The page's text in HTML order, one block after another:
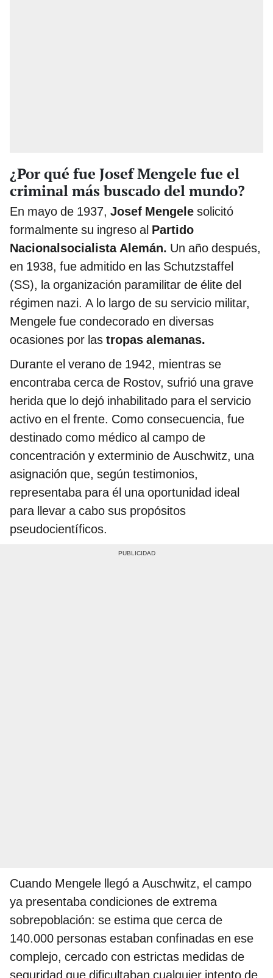
¿Por qué fue Josef Mengele fue el
criminal más buscado del mundo?
En mayo de 1937, Josef Mengele solicitó
formalmente su ingreso al Partido
Nacionalsocialista Alemán. Un año después,
en 1938, fue admitido en las Schutzstaffel
(SS), la organización paramilitar de élite del
régimen nazi. A lo largo de su servicio militar,
Mengele fue condecorado en diversas
ocasiones por las tropas alemanas.
Durante el verano de 1942, mientras se
encontraba cerca de Rostov, sufrió una grave
herida que lo dejó inhabilitado para el servicio
activo en el frente. Como consecuencia, fue
destinado como médico al campo de
concentración y exterminio de Auschwitz, una
asignación que, según testimonios,
representaba para él una oportunidad ideal
para llevar a cabo sus propósitos
pseudocientíficos.
Cuando Mengele llegó a Auschwitz, el campo
ya presentaba condiciones de extrema
sobrepoblación: se estima que cerca de
140.000 personas estaban confinadas en ese
complejo, cercado con estrictas medidas de